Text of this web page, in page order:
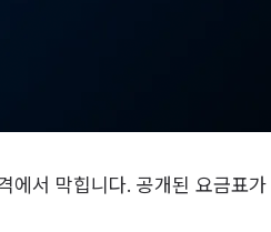
에서 막힙니다. 공개된 요금표